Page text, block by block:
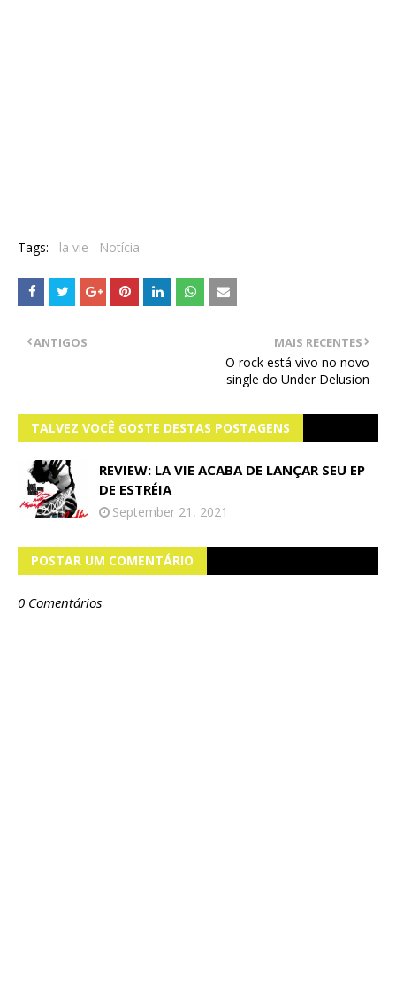
Tags: la vie Notícia
MAIS RECENTES
O rock está vivo no novo
single do Under Delusion
ANTIGOS
TALVEZ VOCÊ GOSTE DESTAS POSTAGENS
REVIEW: LA VIE ACABA DE LANÇAR SEU EP
DE ESTRÉIA
September 21, 2021
POSTAR UM COMENTÁRIO
0 Comentários